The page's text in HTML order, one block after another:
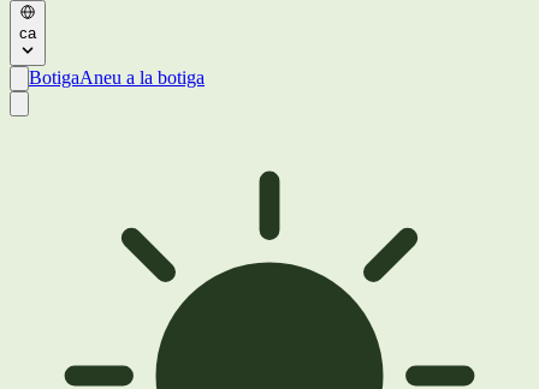
ca
BotigaAneu a la botiga